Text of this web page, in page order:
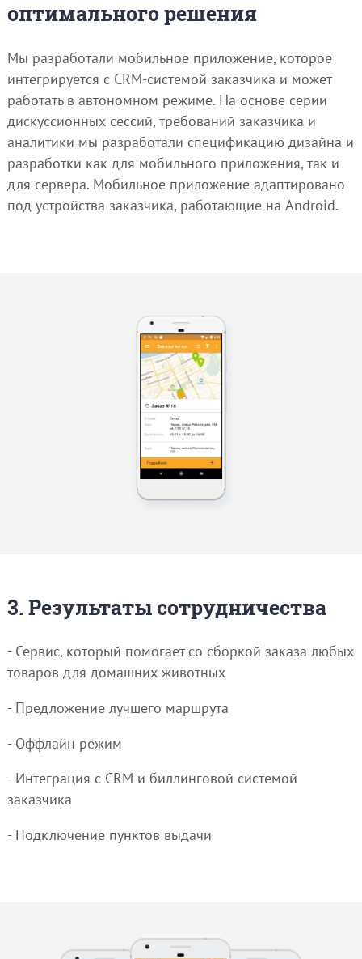
оптимального решения
Мы разработали мобильное приложение, которое
интегрируется с CRM-системой заказчика и может
работать в автономном режиме. На основе серии
дискуссионных сессий, требований заказчика и
аналитики мы разработали спецификацию дизайна и
разработки как для мобильного приложения, так и
для сервера. Мобильное приложение адаптировано
под устройства заказчика, работающие на Android.
3. Результаты сотрудничества
- Сервис, который помогает со сборкой заказа любых
товаров для домашних животных
- Предложение лучшего маршрута
- Оффлайн режим
- Интеграция с CRM и биллинговой системой
заказчика
- Подключение пунктов выдачи